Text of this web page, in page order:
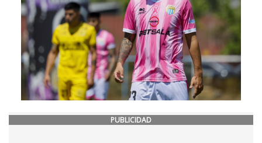
PUBLICIDAD